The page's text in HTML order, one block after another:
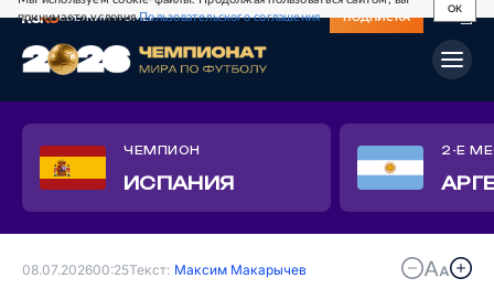
принимаете условияПользовательского соглашения
OK
СВЕЖИЙ НОМЕР ПОДПИСКА
ЧЕМПИОН
ИСПАНИЯ
2-Е
08.07.202600:25Текст: Максим Макарычев